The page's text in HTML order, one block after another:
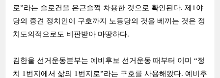
로”라는 슬로건을 은근슬쩍 차용한 것으로 확인된다. 제 1 야
당의 중견 정치인이 구호까지 노동당의 것을 베끼는 것은 정
치도의적으로도 비판받아 마땅하다.
김한울 선거운동본부는 예비후보 선거운동 때부터 이미 “정
치 1 번지에서 삶의 1 번지로”라는 구호를 사용해왔다. 예비후